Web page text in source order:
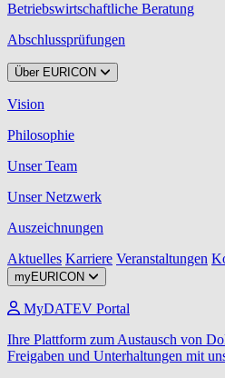
Betriebswirtschaftliche Beratung
Abschlussprüfungen
Über EURICON
Vision
Philosophie
Unser Team
Unser Netzwerk
Auszeichnungen
Aktuelles Karriere Veranstaltungen
myEURICON
MyDATEV Portal
Ihre Plattform zum Austausch von
Freigaben und Unterhaltungen mit